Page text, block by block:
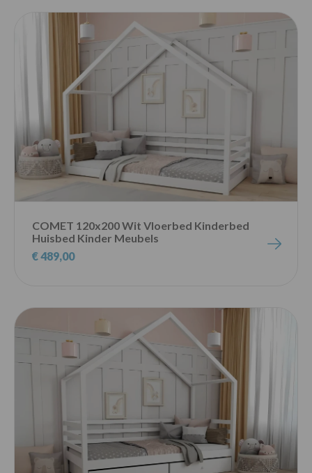
COMET 120x200 Wit Vloerbed Kinderbed
Huisbed Kinder Meubels
€ 489,00